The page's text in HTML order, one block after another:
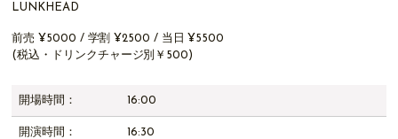
LUNKHEAD
前売 ¥5000 / 学割 ¥2500 / 当日 ¥5500
(税込・ドリンクチャージ別￥500)
開場時間： 16:00
開演時間： 16:30